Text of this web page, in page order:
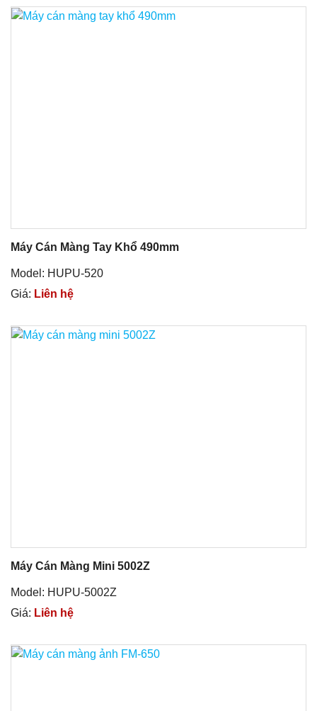
Máy Cán Màng Tay Khổ 490mm
Model: HUPU-520
Giá: Liên hệ
Máy Cán Màng Mini 5002Z
Model: HUPU-5002Z
Giá: Liên hệ